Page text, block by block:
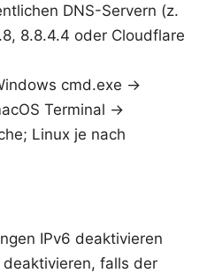
DNS-Servern (z.
8.8.4.4 oder Cloudflare
cmd.exe →
Terminal →
Linux je nach
IPv6 deaktivieren
falls der